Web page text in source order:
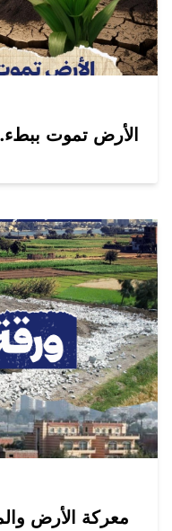
الأرض تموت
معركة الأرض